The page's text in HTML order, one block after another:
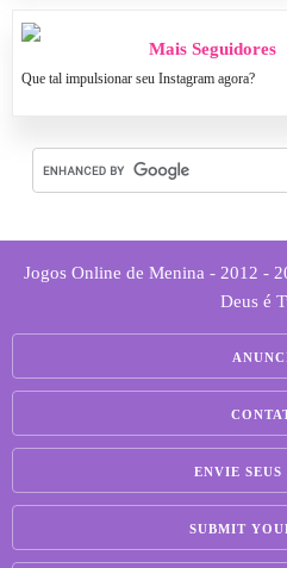
Mais Seguidores
Que tal impulsionar seu Instagram agora?
Jogos Online de Menina - 2012 -
Deus é
ENVIE SEUS
SUBMIT